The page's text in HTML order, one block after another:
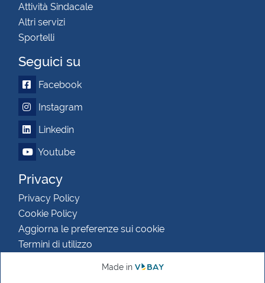
Attività Sindacale
Altri servizi
Sportelli
Seguici su
Facebook
Instagram
Linkedin
Youtube
Privacy
Privacy Policy
Cookie Policy
Aggiorna le preferenze sui cookie
Termini di utilizzo
Made in